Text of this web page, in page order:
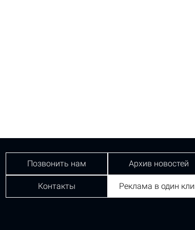
Позвонить нам Архив новостей
Контакты Реклама в один